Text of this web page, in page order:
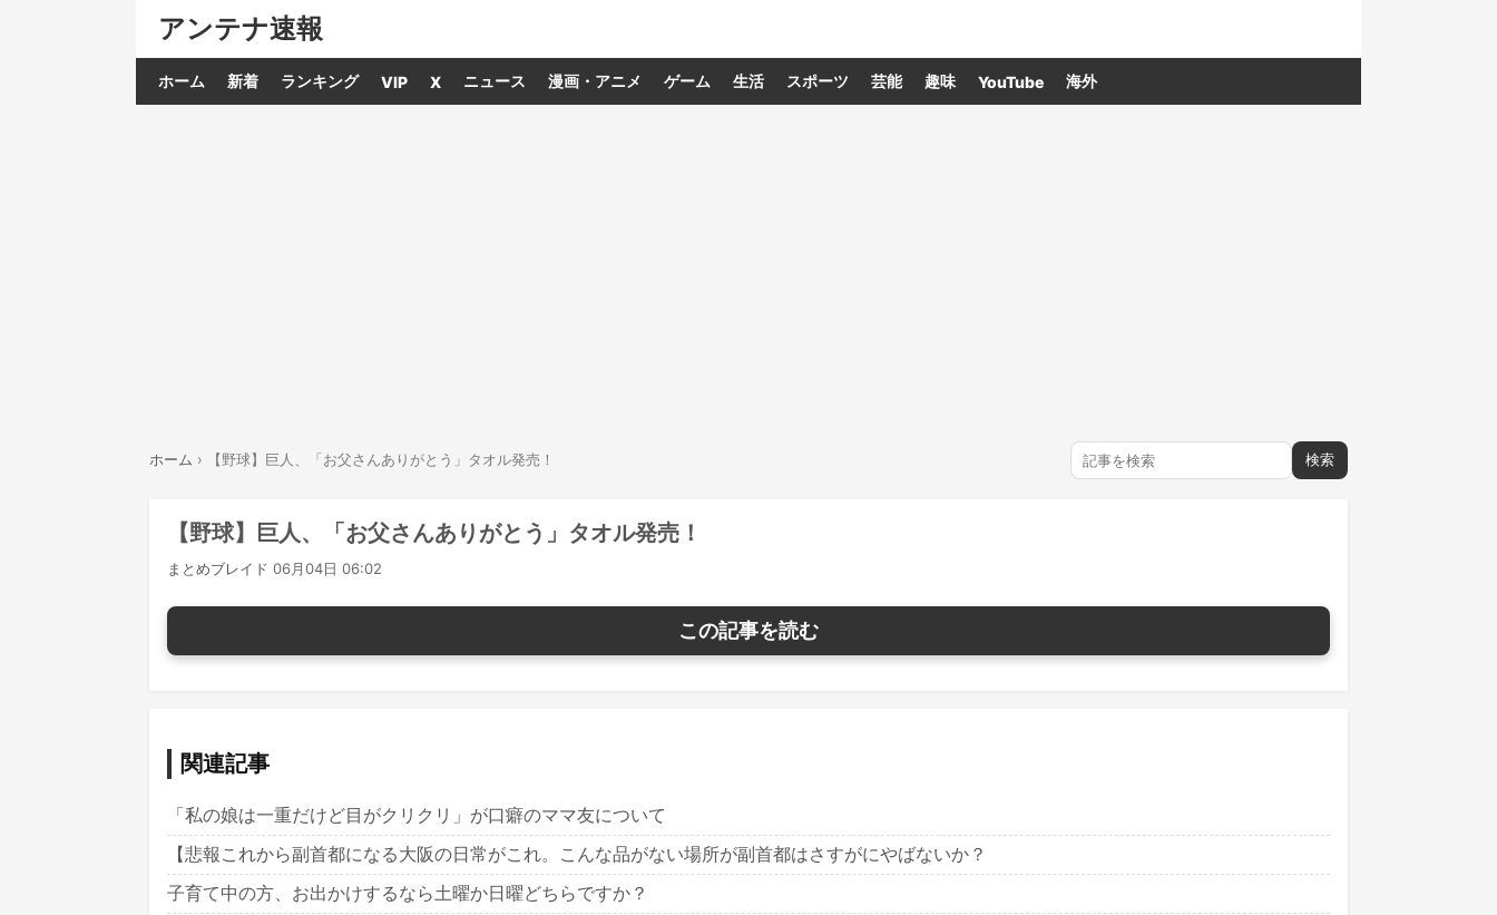
アンテナ速報
ホーム 新着 ランキング VIP X ニュース 漫画・アニメ ゲーム 生活 スポーツ 芸能 趣味 YouTube 海外
ホーム › 【野球】巨人、「お父さんありがとう」タオル発売！ 検索
【野球】巨人、「お父さんありがとう」タオル発売！
まとめブレイド 06月04日 06:02
この記事を読む
関連記事
「私の娘は一重だけど目がクリクリ」が口癖のママ友について
【悲報これから副首都になる大阪の日常がこれ。こんな品がない場所が副首都はさすがにやばないか？
子育て中の方、お出かけするなら土曜か日曜どちらですか？